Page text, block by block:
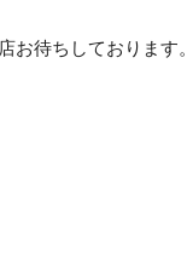
お待ちしております。